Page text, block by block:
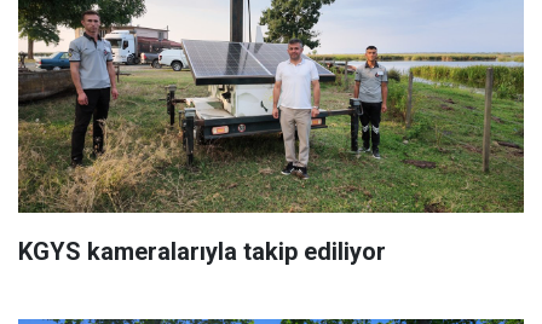
KGYS kameralarıyla takip ediliyor